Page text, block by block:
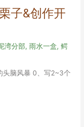
子&创作开
湾分部,雨水一盒,鳄
脑风暴 0、写2~3个